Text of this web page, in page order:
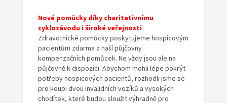
Nové pomůcky díky charitativnímu
cyklozávodu i široké veřejnosti
Zdravotnické pomůcky poskytujeme hospicovým
pacientům zdarma z naší půjčovny
kompenzačních pomůcek. Ne vždy jsou ale na
půjčovně k dispozici. Abychom mohli lépe pokrýt
potřeby hospicových pacientů, rozhodli jsme se
pro koupi dvou invalidních vozíků a vysokých
chodítek, které budou sloužit výhradně pro